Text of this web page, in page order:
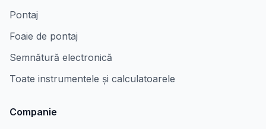
Pontaj
Foaie de pontaj
Semnătură electronică
Toate instrumentele și calculatoarele
Companie